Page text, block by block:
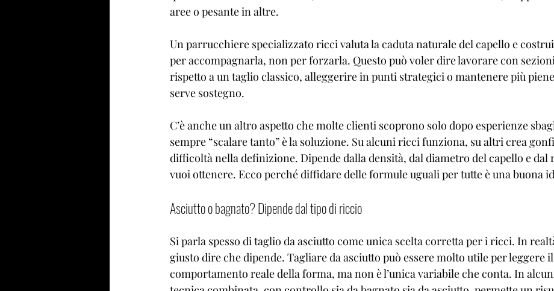
aree o pesante in altre.
Un parrucchiere specializzato ricci valuta la caduta naturale del capello e
per accompagnarla, non per forzarla. Questo può voler dire lavorare con
rispetto a un taglio classico, alleggerire in punti strategici o mantenere più
serve sostegno.
C’è anche un altro aspetto che molte clienti scoprono solo dopo esperienze
sempre “scalare tanto” è la soluzione. Su alcuni ricci funziona, su altri crea
difficoltà nella definizione. Dipende dalla densità, dal diametro del capello e dal
vuoi ottenere. Ecco perché diffidare delle formule uguali per tutte è una buona
Asciutto o bagnato? Dipende dal tipo di riccio
Si parla spesso di taglio da asciutto come unica scelta corretta per i ricci. In
giusto dire che dipende. Tagliare da asciutto può essere molto utile per leggere il
comportamento reale della forma, ma non è l’unica variabile che conta. In